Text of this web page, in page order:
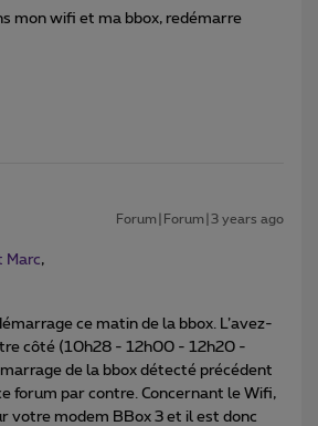
mon wifi et ma bbox, redémarre
Forum|Forum|3 years ago
Marc,
ce matin de la bbox. L’avez-
côté (10h28 - 12h00 - 12h20 -
de la bbox détecté précédent
forum par contre. Concernant le Wifi,
votre modem BBox 3 et il est donc